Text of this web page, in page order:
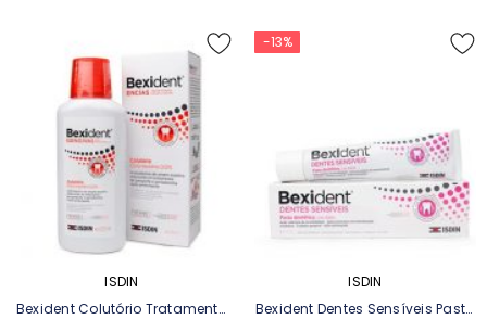
ISDIN
Bexident Colutório Tratamento
-13%
ISDIN
Bexident Dentes Sensíveis Pasta